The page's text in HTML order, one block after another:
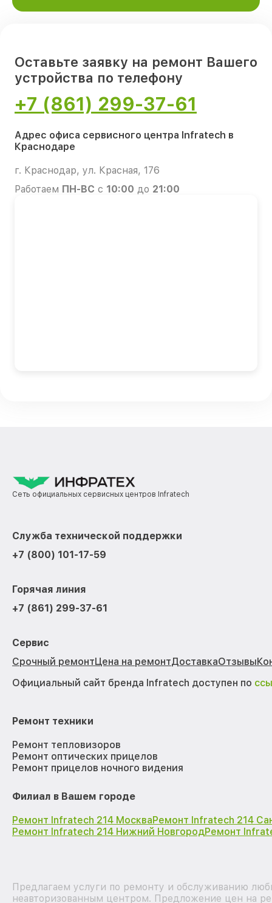
Оставьте заявку на ремонт Вашего
устройства по телефону
+7 (861) 299-37-61
Адрес офиса сервисного центра Infratech в
Краснодаре
г. Краснодар, ул. Красная, 176
Работаем ПН-ВС с 10:00 до 21:00
Сеть официальных сервисных центров Infratech
Служба технической поддержки
+7 (800) 101-17-59
Горячая линия
+7 (861) 299-37-61
Сервис
Срочный ремонтЦена на ремонтДоставкаОтзывы
Официальный сайт бренда Infratech доступен по
Ремонт техники
Ремонт тепловизоров
Ремонт оптических прицелов
Ремонт прицелов ночного видения
Филиал в Вашем городе
Ремонт Infratech 214 МоскваРемонт Infratech 214
Ремонт Infratech 214 Нижний НовгородРемонт
Предлагаем услуги по ремонту и обслуживанию
неавторизованным центром. Предложение цен на